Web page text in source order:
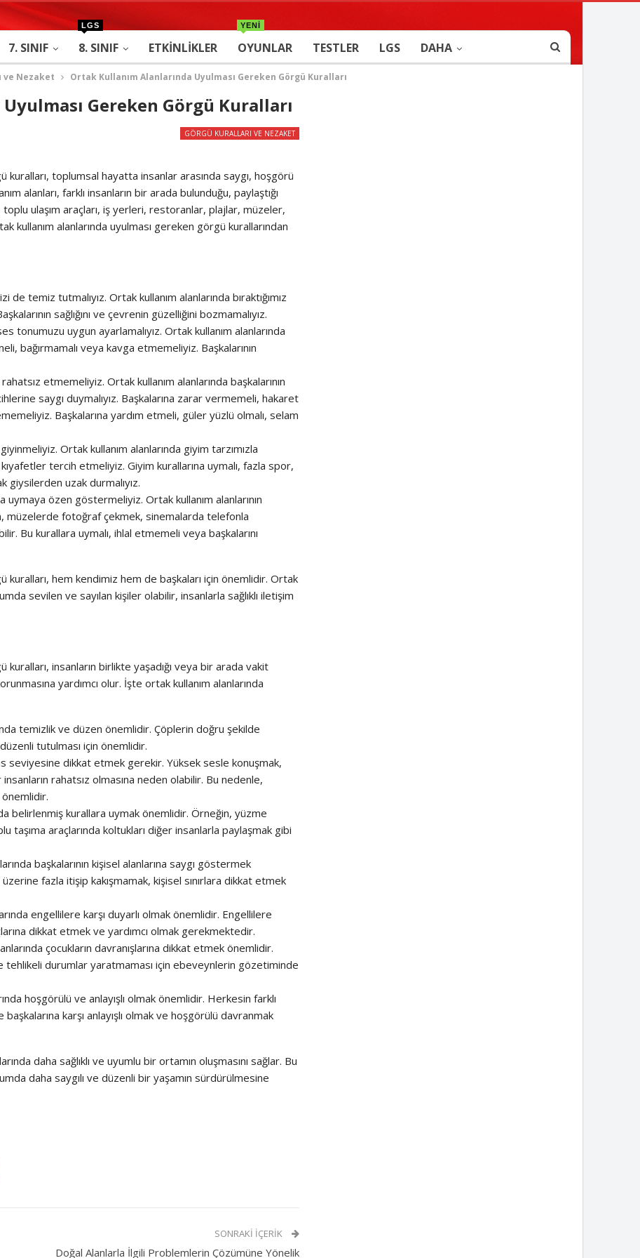
7. SINIF 8. SINIF
LGS
ETKINLIKLER OYUNLAR
YENİ
TESTLER LGS DAHA
ve Nezaket Ortak Kullanım Alanlarında Uyulması Gereken Görgü Kuralları
Gereken Görgü Kuralları
GÖRGÜ KURALLARI VE NEZAKET
kuralları, toplumsal hayatta insanlar arasında saygı, hoşgörü
alanları, farklı insanların bir arada bulunduğu, paylaştığı
ulaşım araçları, iş yerleri, restoranlar, plajlar, müzeler,
kullanım alanlarında uyulması gereken görgü kurallarından
temiz tutmalıyız. Ortak kullanım alanlarında bıraktığımız
sağlığını ve çevrenin güzelliğini bozmamalıyız.
tonumuzu uygun ayarlamalıyız. Ortak kullanım alanlarında
bağırmamalı veya kavga etmemeliyiz. Başkalarının
etmemeliyiz. Ortak kullanım alanlarında başkalarının
saygı duymalıyız. Başkalarına zarar vermemeli, hakaret
Başkalarına yardım etmeli, güler yüzlü olmalı, selam
Ortak kullanım alanlarında giyim tarzımızla
tercih etmeliyiz. Giyim kurallarına uymalı, fazla spor,
giysilerden uzak durmalıyız.
uymaya özen göstermeliyiz. Ortak kullanım alanlarının
müzelerde fotoğraf çekmek, sinemalarda telefonla
Bu kurallara uymalı, ihlal etmemeli veya başkalarını
kuralları, hem kendimiz hem de başkaları için önemlidir. Ortak
sevilen ve sayılan kişiler olabilir, insanlarla sağlıklı iletişim
kuralları, insanların birlikte yaşadığı veya bir arada vakit
yardımcı olur. İşte ortak kullanım alanlarında
temizlik ve düzen önemlidir. Çöplerin doğru şekilde
tutulması için önemlidir.
seviyesine dikkat etmek gerekir. Yüksek sesle konuşmak,
rahatsız olmasına neden olabilir. Bu nedenle,
belirlenmiş kurallara uymak önemlidir. Örneğin, yüzme
taşıma araçlarında koltukları diğer insanlarla paylaşmak gibi
başkalarının kişisel alanlarına saygı göstermek
fazla itişip kakışmamak, kişisel sınırlara dikkat etmek
engellilere karşı duyarlı olmak önemlidir. Engellilere
dikkat etmek ve yardımcı olmak gerekmektedir.
çocukların davranışlarına dikkat etmek önemlidir.
tehlikeli durumlar yaratmaması için ebeveynlerin gözetiminde
hoşgörülü ve anlayışlı olmak önemlidir. Herkesin farklı
başkalarına karşı anlayışlı olmak ve hoşgörülü davranmak
daha sağlıklı ve uyumlu bir ortamın oluşmasını sağlar. Bu
daha saygılı ve düzenli bir yaşamın sürdürülmesine
SONRAKI İÇERIK
Doğal Alanlarla İlgili Problemlerin Çözümüne Yönelik